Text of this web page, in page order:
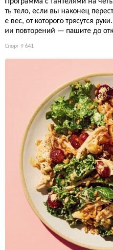
Программа с гантелями на
ть тело, если вы наконец
е вес, от которого трясутся
ии повторений — пашите до
Спорт 9 641